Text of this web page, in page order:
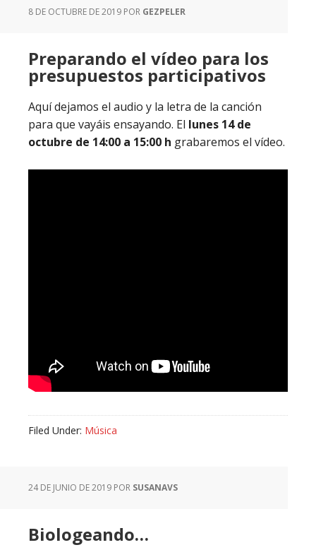
8 DE OCTUBRE DE 2019 POR GEZPELER
Preparando el vídeo para los
presupuestos participativos
Aquí dejamos el audio y la letra de la canción
para que vayáis ensayando. El lunes 14 de
octubre de 14:00 a 15:00 h grabaremos el vídeo.
Filed Under: Música
24 DE JUNIO DE 2019 POR SUSANAVS
Biologeando…